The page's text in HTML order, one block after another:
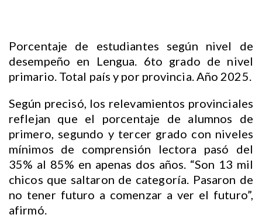
Porcentaje de estudiantes según nivel de
desempeño en Lengua. 6to grado de nivel
primario. Total país y por provincia. Año 2025.
Según precisó, los relevamientos provinciales
reflejan que el porcentaje de alumnos de
primero, segundo y tercer grado con niveles
mínimos de comprensión lectora pasó del
35% al 85% en apenas dos años. “Son 13 mil
chicos que saltaron de categoría. Pasaron de
no tener futuro a comenzar a ver el futuro”,
afirmó.